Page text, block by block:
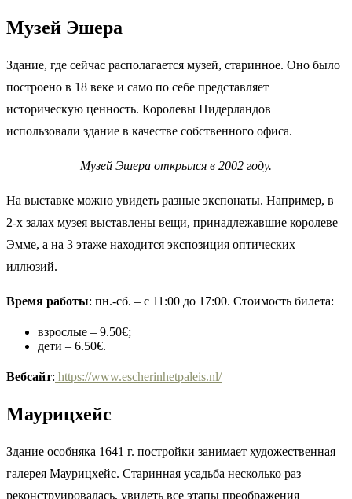
Музей Эшера
Здание, где сейчас располагается музей, старинное. Оно было
построено в 18 веке и само по себе представляет
историческую ценность. Королевы Нидерландов
использовали здание в качестве собственного офиса.
Музей Эшера открылся в 2002 году.
На выставке можно увидеть разные экспонаты. Например, в
2-х залах музея выставлены вещи, принадлежавшие королеве
Эмме, а на 3 этаже находится экспозиция оптических
иллюзий.
Время работы: пн.-сб. – с 11:00 до 17:00. Стоимость билета:
взрослые – 9.50€;
дети – 6.50€.
Вебсайт: https://www.escherinhetpaleis.nl/
Маурицхейс
Здание особняка 1641 г. постройки занимает художественная
галерея Маурицхейс. Старинная усадьба несколько раз
реконструировалась, увидеть все этапы преображения